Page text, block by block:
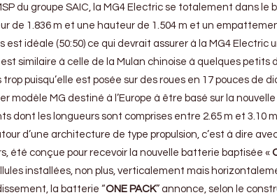
du groupe SAIC, la MG4 Electric se totalement dans
de 1.836 m et une hauteur de 1.504 m et un
est idéale (50:50) ce qui devrait assurer à la MG4
similaire à celle de la Mulan chinoise à quelques petits
puisqu’elle est posée sur des roues en 17 pouces
modèle MG destiné à l’Europe à être basé sur la
dont les longueurs sont comprises entre 2.65 m et
d’une architecture de type propulsion, c’est à dire
été conçue pour recevoir la nouvelle batterie baptisée «
installées, non plus, verticalement mais
la batterie “ONE PACK” annonce, selon le